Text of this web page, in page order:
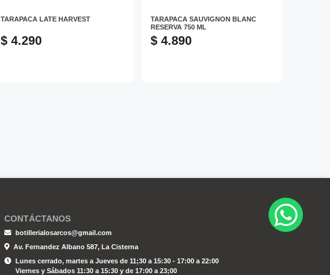
TARAPACA LATE HARVEST
$ 4.290
TARAPACA SAUVIGNON BLANC
RESERVA 750 ML
$ 4.890
CONTÁCTANOS
botillerialosarcos@gmail.com
Av. Fernandez Albano 587, La Cisterna
Lunes cerrado, martes a Jueves de 11;30 a 15:30 - 17:00 a 22:00
Viernes y Sábados 11:30 a 15:30 y de 17:00 a 23;00